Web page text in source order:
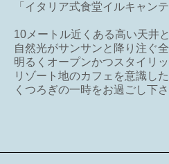
「イタリア式食堂イルキャン
10メートル近くある高い天井と
自然光がサンサンと降り注ぐ
明るくオープンかつスタイリッ
リゾート地のカフェを意識し
くつろぎの一時をお過ごし下さ